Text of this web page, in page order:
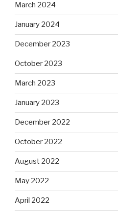
March 2024
January 2024
December 2023
October 2023
March 2023
January 2023
December 2022
October 2022
August 2022
May 2022
April 2022